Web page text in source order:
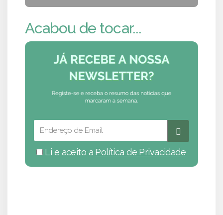
Acabou de tocar...
Li e aceito a Política de Privacidade